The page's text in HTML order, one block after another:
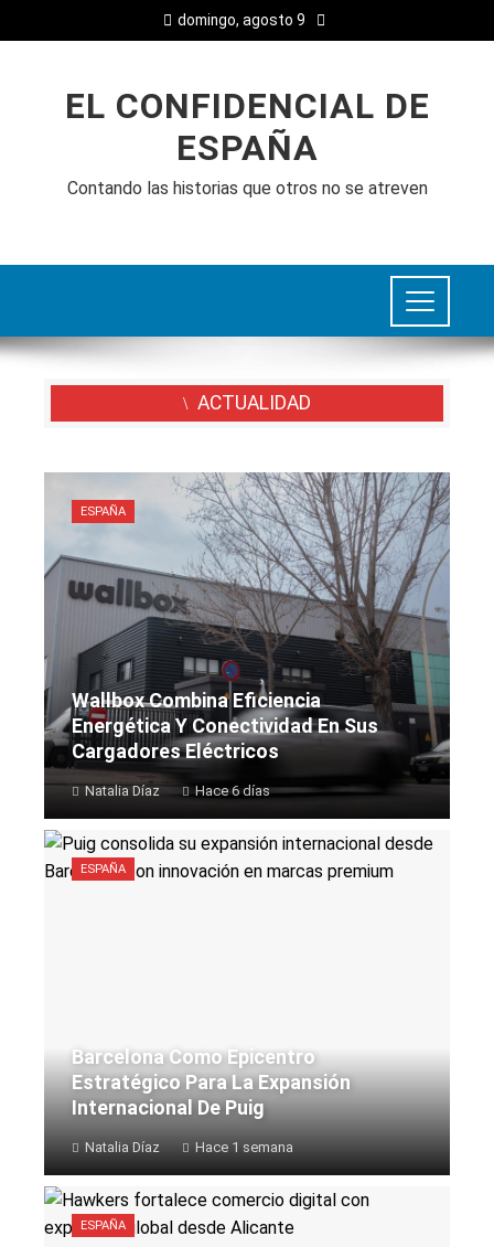
domingo, agosto 9
EL CONFIDENCIAL DE
ESPAÑA
Contando las historias que otros no se atreven
ACTUALIDAD
ESPAÑA
Wallbox Combina Eficiencia
Energética Y Conectividad En Sus
Cargadores Eléctricos
Natalia Díaz Hace 6 días
ESPAÑA
Barcelona Como Epicentro
Estratégico Para La Expansión
Internacional De Puig
Natalia Díaz Hace 1 semana
ESPAÑA